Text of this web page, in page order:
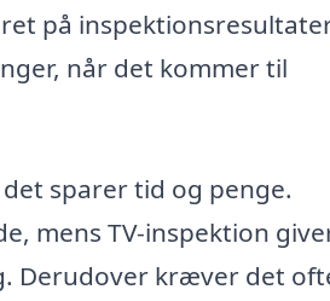
på
når det kommer til
sparer tid og penge.
mens TV-inspektion
Derudover kræver det